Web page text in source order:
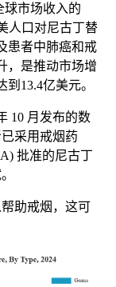
球市场收入的
人口对尼古丁替
患者中肺癌和戒
，是推动市场增
13.4亿美元。
10 月发布的数
采用戒烟药
批准的尼古丁
助戒烟，这可